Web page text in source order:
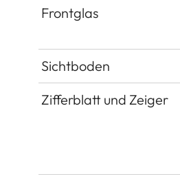
Frontglas
Sichtboden
Zifferblatt und Zeiger